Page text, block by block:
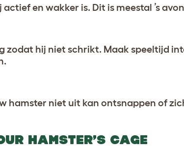
en wakker is. Dit is meestal ’s
zodat hij niet schrikt. Maak speeltijd
hamster niet uit kan ontsnappen of
HAMSTER’S CAGE